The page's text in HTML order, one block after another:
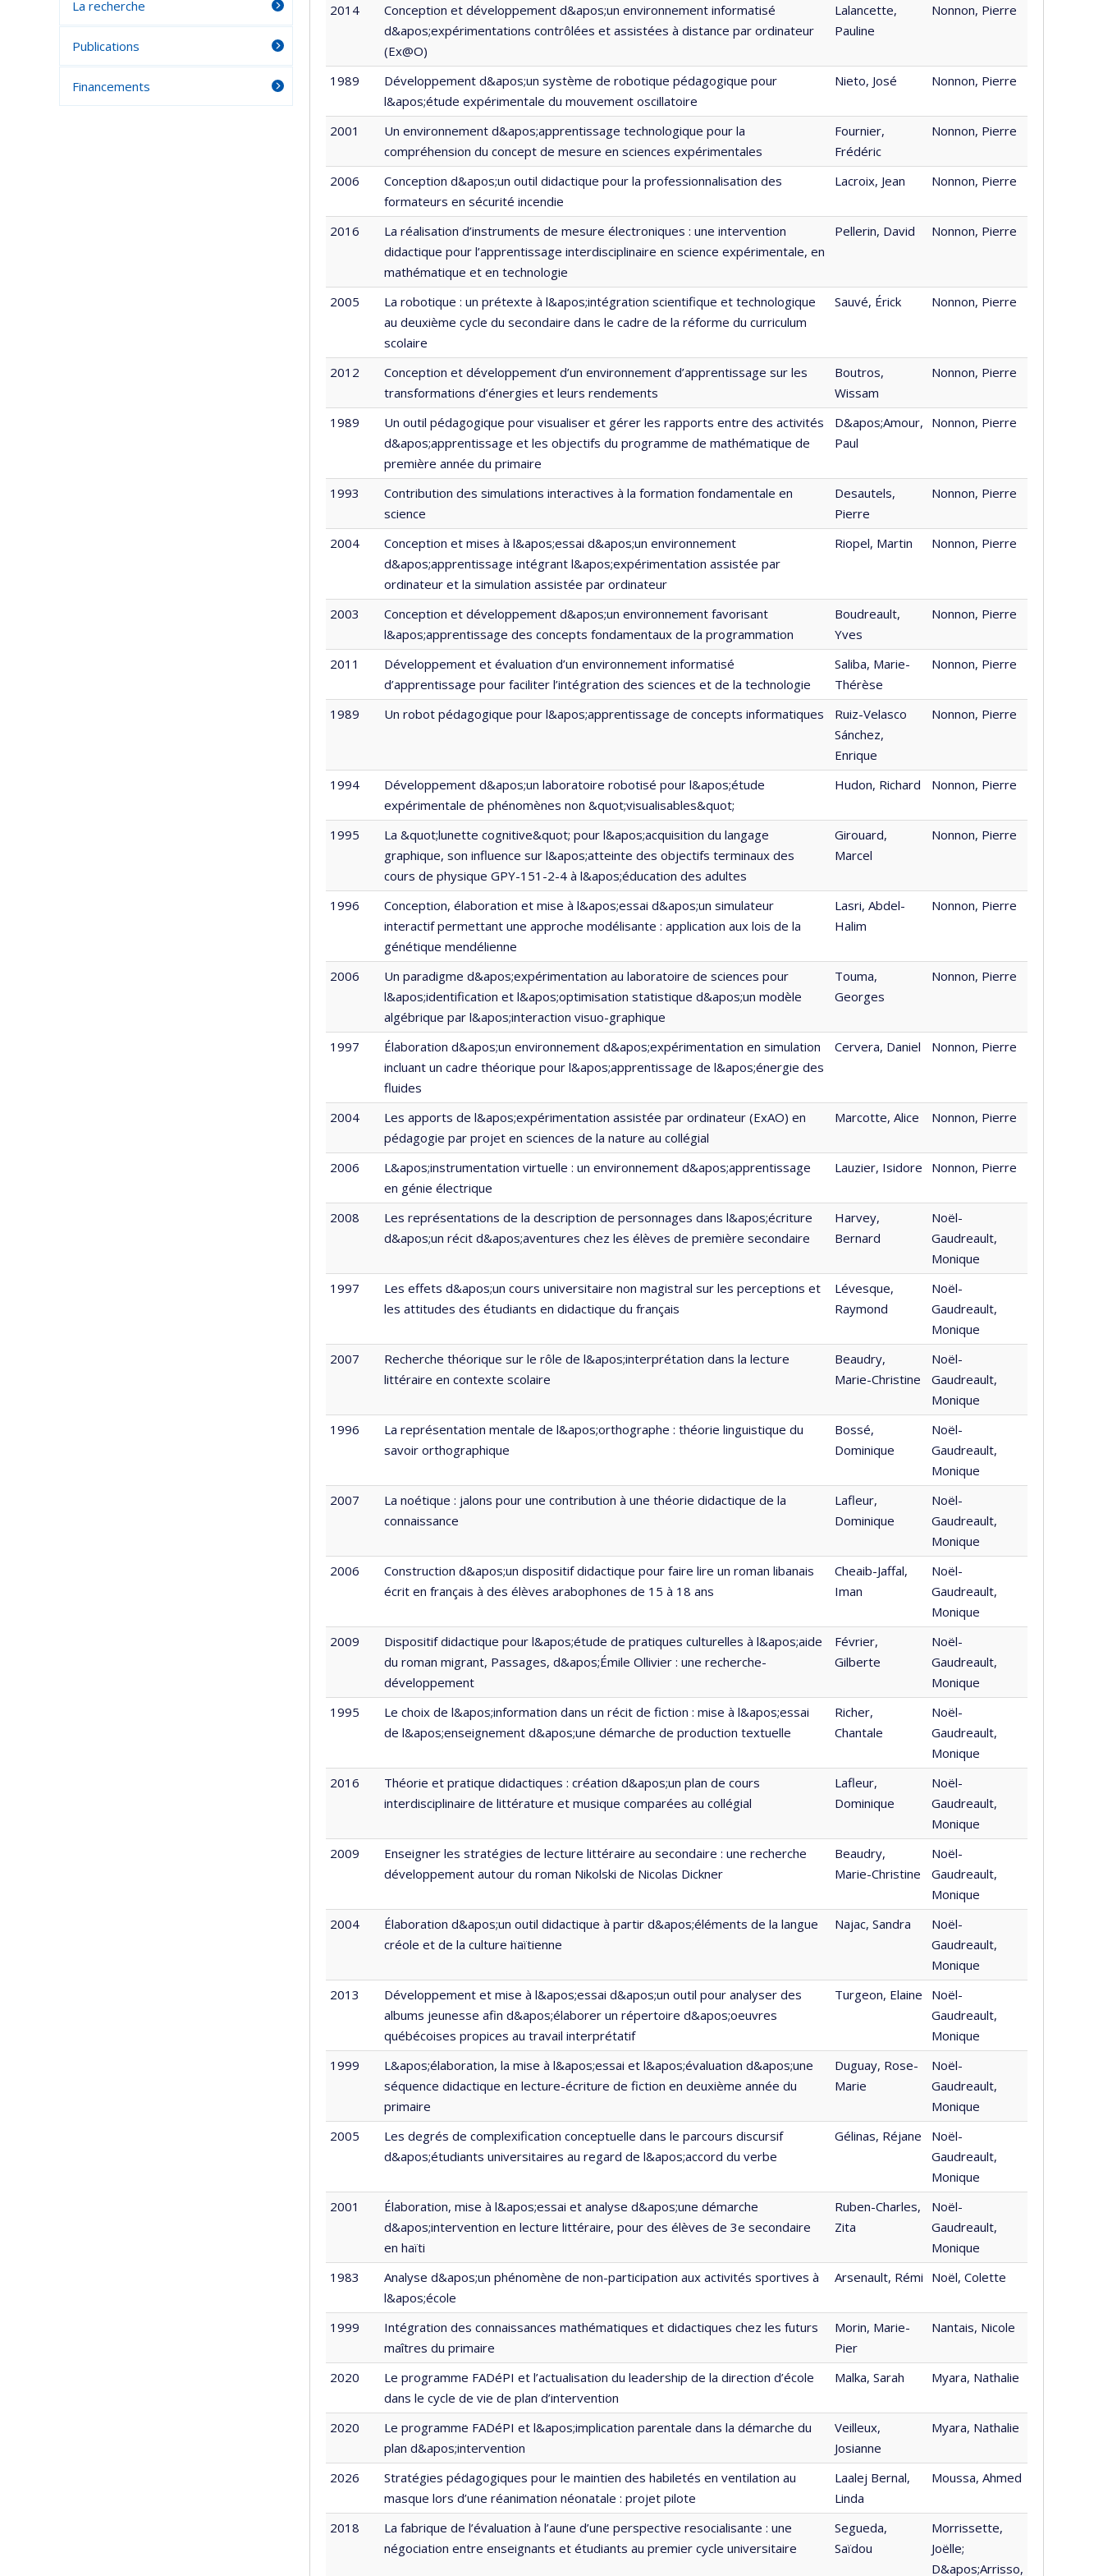
2014
Conception et développement d&apos;un environnement informatisé
d&apos;expérimentations contrôlées et assistées à distance par ordinateur
(Ex@O)
Lalancette,
Pauline
Nonnon, Pierre
1989
Développement d&apos;un système de robotique pédagogique pour
l&apos;étude expérimentale du mouvement oscillatoire
Nieto, José Nonnon, Pierre
2001
Un environnement d&apos;apprentissage technologique pour la
compréhension du concept de mesure en sciences expérimentales
Fournier,
Frédéric
Nonnon, Pierre
2006
Conception d&apos;un outil didactique pour la professionnalisation des
formateurs en sécurité incendie
Lacroix, Jean Nonnon, Pierre
2016
La réalisation d’instruments de mesure électroniques : une intervention
didactique pour l’apprentissage interdisciplinaire en science expérimentale, en
mathématique et en technologie
Pellerin, David Nonnon, Pierre
2005
La robotique : un prétexte à l&apos;intégration scientifique et technologique
au deuxième cycle du secondaire dans le cadre de la réforme du curriculum
scolaire
Sauvé, Érick Nonnon, Pierre
2012
Conception et développement d’un environnement d’apprentissage sur les
transformations d’énergies et leurs rendements
Boutros,
Wissam
Nonnon, Pierre
1989
Un outil pédagogique pour visualiser et gérer les rapports entre des activités
d&apos;apprentissage et les objectifs du programme de mathématique de
première année du primaire
D&apos;Amour,
Paul
Nonnon, Pierre
1993
Contribution des simulations interactives à la formation fondamentale en
science
Desautels,
Pierre
Nonnon, Pierre
2004
Conception et mises à l&apos;essai d&apos;un environnement
d&apos;apprentissage intégrant l&apos;expérimentation assistée par
ordinateur et la simulation assistée par ordinateur
Riopel, Martin Nonnon, Pierre
2003
Conception et développement d&apos;un environnement favorisant
l&apos;apprentissage des concepts fondamentaux de la programmation
Boudreault,
Yves
Nonnon, Pierre
2011
Développement et évaluation d’un environnement informatisé
d’apprentissage pour faciliter l’intégration des sciences et de la technologie
Saliba, Marie-
Thérèse
Nonnon, Pierre
1989 Un robot pédagogique pour l&apos;apprentissage de concepts informatiques
Ruiz-Velasco
Sánchez,
Enrique
Nonnon, Pierre
1994
Développement d&apos;un laboratoire robotisé pour l&apos;étude
expérimentale de phénomènes non &quot;visualisables&quot;
Hudon, Richard Nonnon, Pierre
1995
La &quot;lunette cognitive&quot; pour l&apos;acquisition du langage
graphique, son influence sur l&apos;atteinte des objectifs terminaux des
cours de physique GPY-151-2-4 à l&apos;éducation des adultes
Girouard,
Marcel
Nonnon, Pierre
1996
Conception, élaboration et mise à l&apos;essai d&apos;un simulateur
interactif permettant une approche modélisante : application aux lois de la
génétique mendélienne
Lasri, Abdel-
Halim
Nonnon, Pierre
2006
Un paradigme d&apos;expérimentation au laboratoire de sciences pour
l&apos;identification et l&apos;optimisation statistique d&apos;un modèle
algébrique par l&apos;interaction visuo-graphique
Touma,
Georges
Nonnon, Pierre
1997
Élaboration d&apos;un environnement d&apos;expérimentation en simulation
incluant un cadre théorique pour l&apos;apprentissage de l&apos;énergie des
fluides
Cervera, Daniel Nonnon, Pierre
2004
Les apports de l&apos;expérimentation assistée par ordinateur (ExAO) en
pédagogie par projet en sciences de la nature au collégial
Marcotte, Alice Nonnon, Pierre
2006
L&apos;instrumentation virtuelle : un environnement d&apos;apprentissage
en génie électrique
Lauzier, Isidore Nonnon, Pierre
2008
Les représentations de la description de personnages dans l&apos;écriture
d&apos;un récit d&apos;aventures chez les élèves de première secondaire
Harvey,
Bernard
Noël-
Gaudreault,
Monique
1997
Les effets d&apos;un cours universitaire non magistral sur les perceptions et
les attitudes des étudiants en didactique du français
Lévesque,
Raymond
Noël-
Gaudreault,
Monique
2007
Recherche théorique sur le rôle de l&apos;interprétation dans la lecture
littéraire en contexte scolaire
Beaudry,
Marie-Christine
Noël-
Gaudreault,
Monique
1996
La représentation mentale de l&apos;orthographe : théorie linguistique du
savoir orthographique
Bossé,
Dominique
Noël-
Gaudreault,
Monique
2007
La noétique : jalons pour une contribution à une théorie didactique de la
connaissance
Lafleur,
Dominique
Noël-
Gaudreault,
Monique
2006
Construction d&apos;un dispositif didactique pour faire lire un roman libanais
écrit en français à des élèves arabophones de 15 à 18 ans
Cheaib-Jaffal,
Iman
Noël-
Gaudreault,
Monique
2009
Dispositif didactique pour l&apos;étude de pratiques culturelles à l&apos;aide
du roman migrant, Passages, d&apos;Émile Ollivier : une recherche-
développement
Février,
Gilberte
Noël-
Gaudreault,
Monique
1995
Le choix de l&apos;information dans un récit de fiction : mise à l&apos;essai
de l&apos;enseignement d&apos;une démarche de production textuelle
Richer,
Chantale
Noël-
Gaudreault,
Monique
2016
Théorie et pratique didactiques : création d&apos;un plan de cours
interdisciplinaire de littérature et musique comparées au collégial
Lafleur,
Dominique
Noël-
Gaudreault,
Monique
2009
Enseigner les stratégies de lecture littéraire au secondaire : une recherche
développement autour du roman Nikolski de Nicolas Dickner
Beaudry,
Marie-Christine
Noël-
Gaudreault,
Monique
2004
Élaboration d&apos;un outil didactique à partir d&apos;éléments de la langue
créole et de la culture haïtienne
Najac, Sandra
Noël-
Gaudreault,
Monique
2013
Développement et mise à l&apos;essai d&apos;un outil pour analyser des
albums jeunesse afin d&apos;élaborer un répertoire d&apos;oeuvres
québécoises propices au travail interprétatif
Turgeon, Elaine
Noël-
Gaudreault,
Monique
1999
L&apos;élaboration, la mise à l&apos;essai et l&apos;évaluation d&apos;une
séquence didactique en lecture-écriture de fiction en deuxième année du
primaire
Duguay, Rose-
Marie
Noël-
Gaudreault,
Monique
2005
Les degrés de complexification conceptuelle dans le parcours discursif
d&apos;étudiants universitaires au regard de l&apos;accord du verbe
Gélinas, Réjane
Noël-
Gaudreault,
Monique
2001
Élaboration, mise à l&apos;essai et analyse d&apos;une démarche
d&apos;intervention en lecture littéraire, pour des élèves de 3e secondaire
en haïti
Ruben-Charles,
Zita
Noël-
Gaudreault,
Monique
1983
Analyse d&apos;un phénomène de non-participation aux activités sportives à
l&apos;école
Arsenault, Rémi Noël, Colette
1999
Intégration des connaissances mathématiques et didactiques chez les futurs
maîtres du primaire
Morin, Marie-
Pier
Nantais, Nicole
2020
Le programme FADéPI et l’actualisation du leadership de la direction d’école
dans le cycle de vie de plan d’intervention
Malka, Sarah Myara, Nathalie
2020
Le programme FADéPI et l&apos;implication parentale dans la démarche du
plan d&apos;intervention
Veilleux,
Josianne
Myara, Nathalie
2026
Stratégies pédagogiques pour le maintien des habiletés en ventilation au
masque lors d’une réanimation néonatale : projet pilote
Laalej Bernal,
Linda
Moussa, Ahmed
2018
La fabrique de l’évaluation à l’aune d’une perspective resocialisante : une
négociation entre enseignants et étudiants au premier cycle universitaire
Segueda,
Saïdou
Morrissette,
Joëlle;
D&apos;Arrisso,
La recherche
Publications
Financements